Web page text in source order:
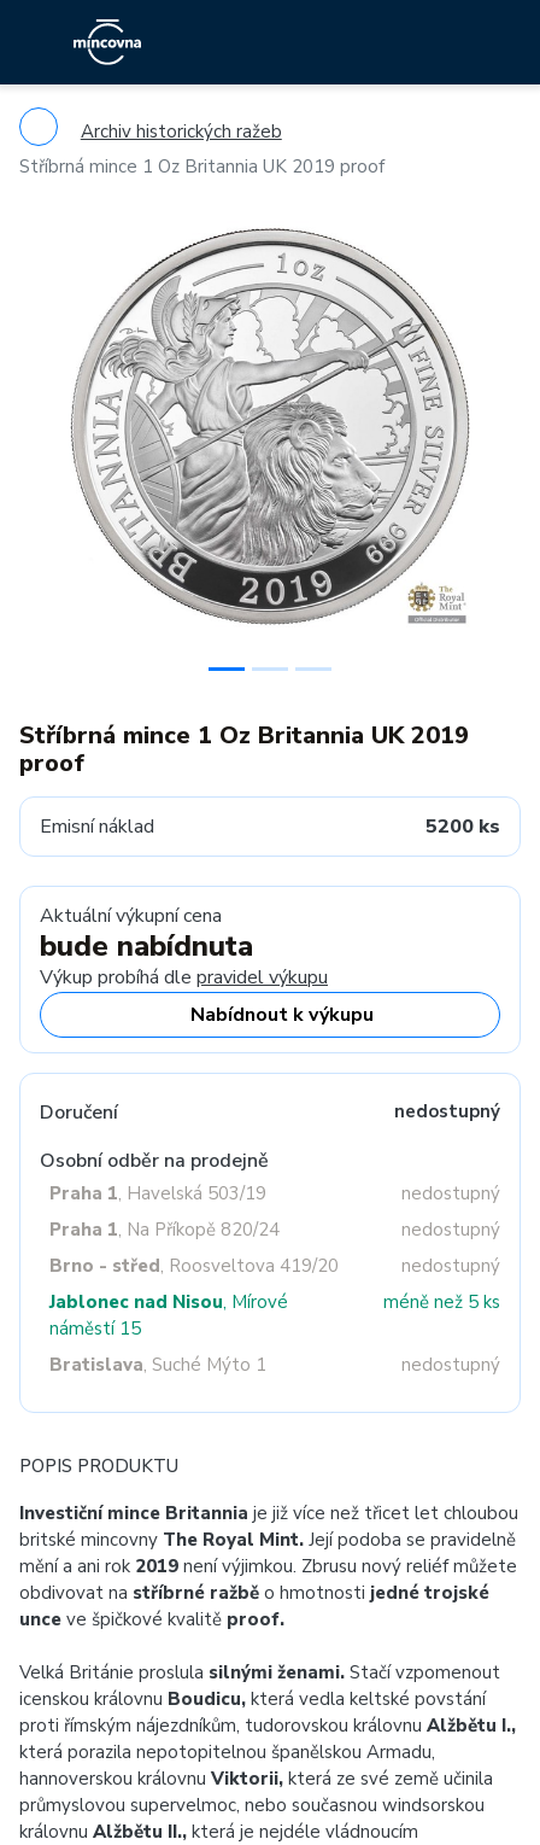
Archiv historických ražeb
Stříbrná mince 1 Oz Britannia UK 2019 proof
Previous
Stříbrná mince 1 Oz Britannia UK 2019
proof
Emisní náklad 5200 ks
Aktuální výkupní cena
bude nabídnuta
Výkup probíhá dle pravidel výkupu
Nabídnout k výkupu
Doručení nedostupný
Osobní odběr na prodejně
Praha 1, Havelská 503/19
nedostupný
Praha 1, Na Příkopě 820/24
nedostupný
Brno - střed, Roosveltova 419/20
nedostupný
Jablonec nad Nisou, Mírové
náměstí 15
méně než 5 ks
Bratislava, Suché Mýto 1 nedostupný
POPIS PRODUKTU
Investiční mince Britannia je již více než třicet let chloubou
britské mincovny The Royal Mint. Její podoba se pravidelně
mění a ani rok 2019 není výjimkou. Zbrusu nový reliéf můžete
obdivovat na stříbrné ražbě o hmotnosti jedné trojské
unce ve špičkové kvalitě proof.
Velká Británie proslula silnými ženami. Stačí vzpomenout
icenskou královnu Boudicu, která vedla keltské povstání
proti římským nájezdníkům, tudorovskou královnu Alžbětu I.,
která porazila nepotopitelnou španělskou Armadu,
hannoverskou královnu Viktorii, která ze své země učinila
průmyslovou supervelmoc, nebo současnou windsorskou
královnu Alžbětu II., která je nejdéle vládnoucím